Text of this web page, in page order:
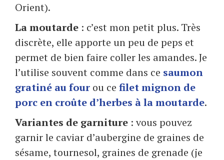
Orient).
La moutarde : c’est mon petit plus. Très
discrète, elle apporte un peu de peps et
permet de bien faire coller les amandes. Je
l’utilise souvent comme dans ce saumon
gratiné au four ou ce filet mignon de
porc en croûte d’herbes à la moutarde.
Variantes de garniture : vous pouvez
garnir le caviar d’aubergine de graines de
sésame, tournesol, graines de grenade (je